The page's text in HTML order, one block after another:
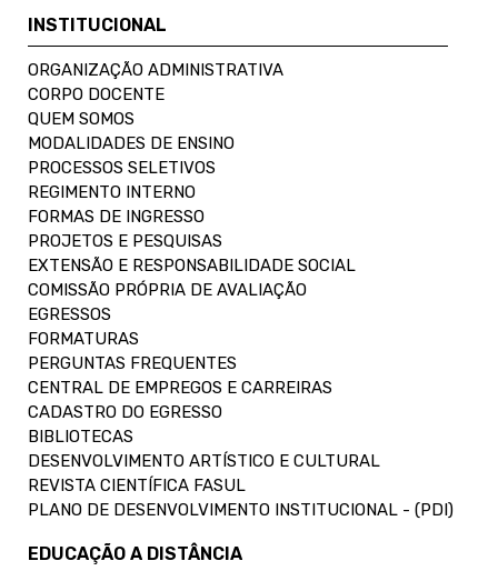
INSTITUCIONAL
ORGANIZAÇÃO ADMINISTRATIVA
CORPO DOCENTE
QUEM SOMOS
MODALIDADES DE ENSINO
PROCESSOS SELETIVOS
REGIMENTO INTERNO
FORMAS DE INGRESSO
PROJETOS E PESQUISAS
EXTENSÃO E RESPONSABILIDADE SOCIAL
COMISSÃO PRÓPRIA DE AVALIAÇÃO
EGRESSOS
FORMATURAS
PERGUNTAS FREQUENTES
CENTRAL DE EMPREGOS E CARREIRAS
CADASTRO DO EGRESSO
BIBLIOTECAS
DESENVOLVIMENTO ARTÍSTICO E CULTURAL
REVISTA CIENTÍFICA FASUL
PLANO DE DESENVOLVIMENTO INSTITUCIONAL - (PDI)
EDUCAÇÃO A DISTÂNCIA